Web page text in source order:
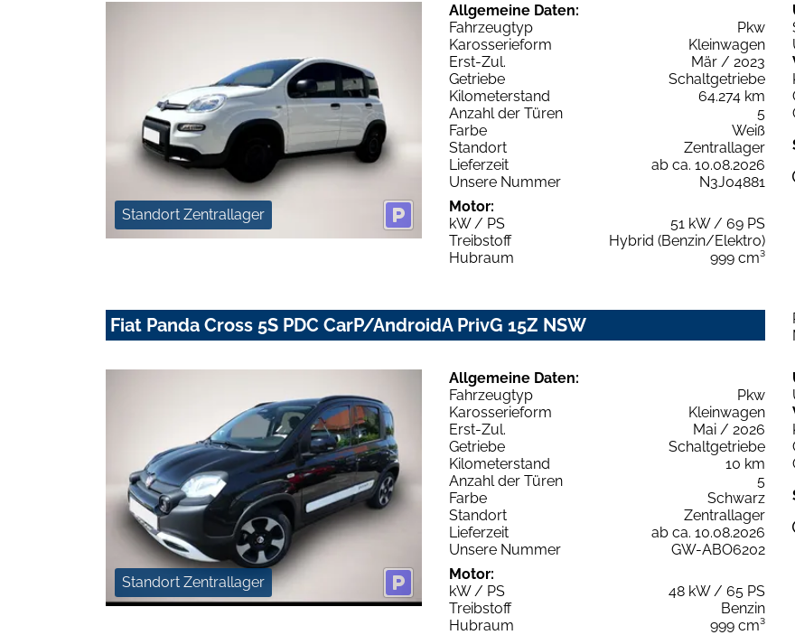
Standort Zentrallager
Allgemeine Daten:
Fahrzeugtyp
Pkw
Karosserieform
Kleinwagen
Erst-Zul.
Mär / 2023
Getriebe
Schaltgetriebe
Kilometerstand
64.274 km
Anzahl der Türen
5
Farbe
Weiß
Standort
Zentrallager
Lieferzeit
ab ca. 10.08.2026
Unsere Nummer
N3J04881
Motor:
kW / PS
51 kW / 69 PS
Treibstoff
Hybrid (Benzin/Elektro)
Hubraum
999 cm³
Fiat Panda Cross 5S PDC CarP/AndroidA PrivG 15Z NSW
Standort Zentrallager
Allgemeine Daten:
Fahrzeugtyp
Pkw
Karosserieform
Kleinwagen
Erst-Zul.
Mai / 2026
Getriebe
Schaltgetriebe
Kilometerstand
10 km
Anzahl der Türen
5
Farbe
Schwarz
Standort
Zentrallager
Lieferzeit
ab ca. 10.08.2026
Unsere Nummer
GW-ABO6202
Motor:
kW / PS
48 kW / 65 PS
Treibstoff
Benzin
Hubraum
999 cm³